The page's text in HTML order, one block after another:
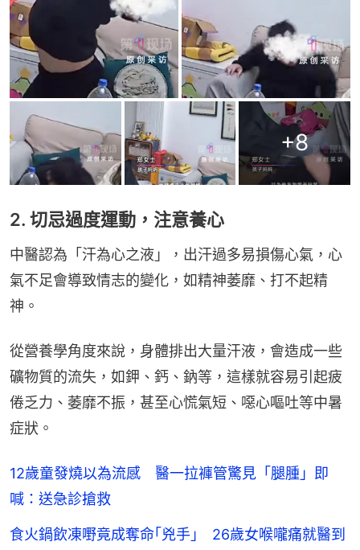
+8
2. 切忌過度運動，注意養心
中醫認為「汗為心之液」，出汗過多易損傷心氣，心
氣不足會導致情志的變化，如精神萎靡、打不起精
神。
從營養學角度來說，身體排出大量汗液，會造成一些
礦物質的流失，如鉀、鈣、鈉等，這樣就容易引起疲
倦乏力、萎靡不振，甚至心慌氣短、噁心嘔吐等中暑
症狀。
12歲童發燒以為流感 醫一拉褲管驚見「腿腫」即
喊：送急診搶救
食火鍋飲凍嘢竟成奪命｢兇手｣ 26歲女喉嚨痛就醫到